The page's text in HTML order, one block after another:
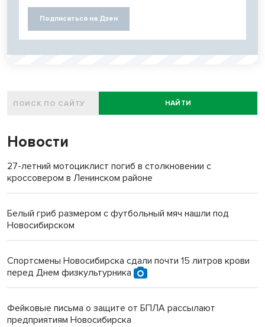
Подписаться на Дзен
НАЙТИ
Новости
27-летний мотоциклист погиб в столкновении с
кроссовером в Ленинском районе
Белый гриб размером с футбольный мяч нашли под
Новосибирском
Спортсмены Новосибирска сдали почти 15 литров крови
перед Днем физкультурника
Фейковые письма о защите от БПЛА рассылают
предприятиям Новосибирска